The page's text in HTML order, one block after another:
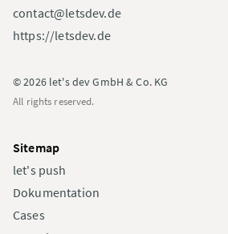
contact@letsdev.de
https://letsdev.de
© 2026 let's dev GmbH & Co. KG
All rights reserved.
Sitemap
let's push
Dokumentation
Cases